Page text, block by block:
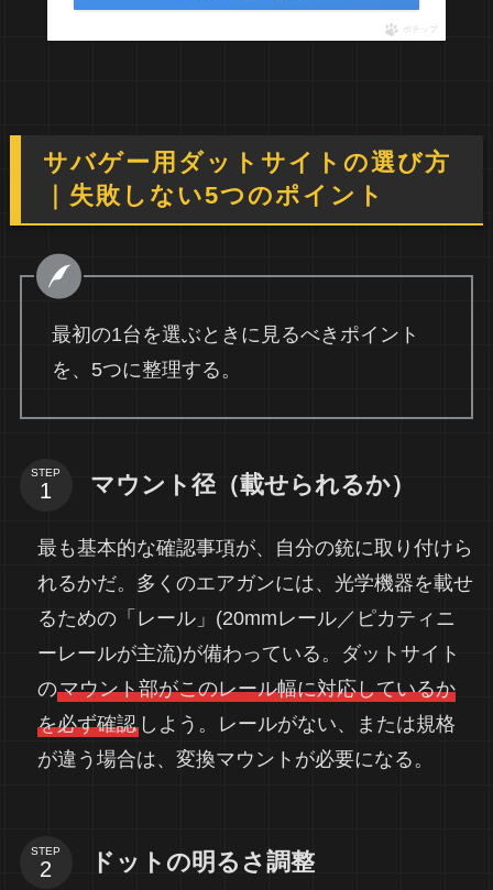
ポチップ
サバゲー用ダットサイトの選び方
｜失敗しない5つのポイント
最初の1台を選ぶときに見るべきポイント
を、5つに整理する。
STEP マウント径（載せられるか）
最も基本的な確認事項が、自分の銃に取り付けら
れるかだ。多くのエアガンには、光学機器を載せ
るための「レール」(20mmレール／ピカティニ
ーレールが主流)が備わっている。ダットサイト
のマウント部がこのレール幅に対応しているか
を必ず確認しよう。レールがない、または規格
が違う場合は、変換マウントが必要になる。
STEP ドットの明るさ調整